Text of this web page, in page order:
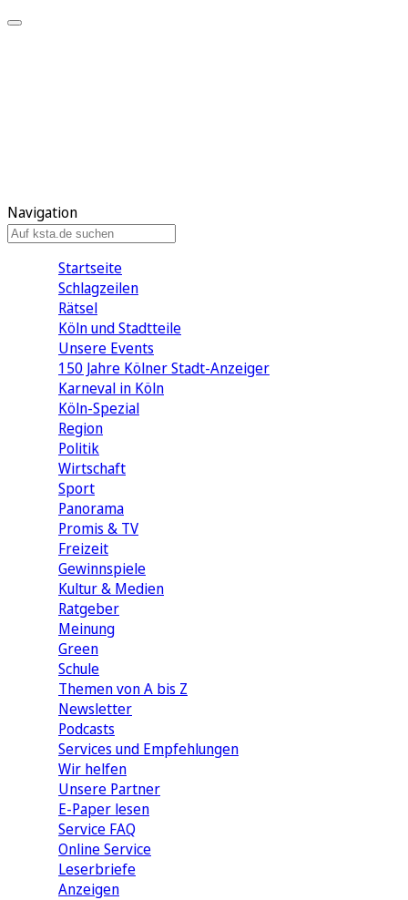
Navigation
Startseite
Schlagzeilen
Rätsel
Köln und Stadtteile
Unsere Events
150 Jahre Kölner Stadt-Anzeiger
Karneval in Köln
Köln-Spezial
Region
Politik
Wirtschaft
Sport
Panorama
Promis & TV
Freizeit
Gewinnspiele
Kultur & Medien
Ratgeber
Meinung
Green
Schule
Themen von A bis Z
Newsletter
Podcasts
Services und Empfehlungen
Wir helfen
Unsere Partner
E-Paper lesen
Service FAQ
Online Service
Leserbriefe
Anzeigen